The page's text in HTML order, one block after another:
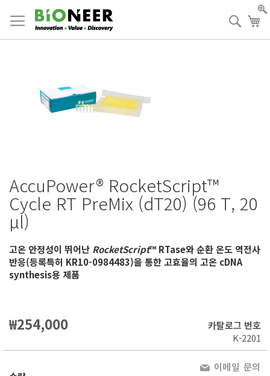
to
Content
검
색
AccuPower® RocketScript™
Cycle RT PreMix (dT20) (96 T, 20
μl)
고온 안정성이 뛰어난 RocketScript™ RTase와 순환 온도 역전사
반응(등록특허 KR10-0984483)을 통한 고효율의 고온 cDNA
synthesis용 제품
₩254,000
카탈로그 번호
K-2201
이메일 문의